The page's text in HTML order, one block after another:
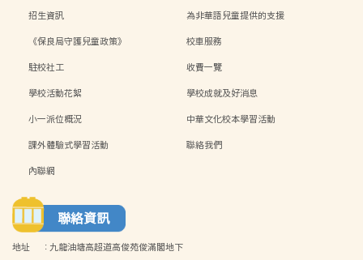
招生資訊
為非華語兒童提供的支援
《保良局守護兒童政策》
校車服務
駐校社工
收費一覽
學校活動花絮
學校成就及好消息
小一派位概況
中華文化校本學習活動
課外體驗式學習活動
聯絡我們
內聯網
聯絡資訊
地址 : 九龍油塘高超道高俊苑俊滿閣地下